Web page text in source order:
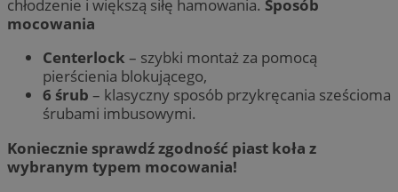
chłodzenie i większą siłę hamowania. Sposób
mocowania
Centerlock – szybki montaż za pomocą
pierścienia blokującego,
6 śrub – klasyczny sposób przykręcania sześcioma
śrubami imbusowymi.
Koniecznie sprawdź zgodność piast koła z
wybranym typem mocowania!